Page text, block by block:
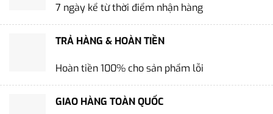
7 ngày kể từ thời điểm nhận hàng
TRẢ HÀNG & HOÀN TIỀN
Hoàn tiền 100% cho sản phẩm lỗi
GIAO HÀNG TOÀN QUỐC